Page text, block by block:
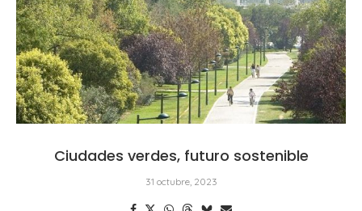
Ciudades verdes, futuro sostenible
31 octubre, 2023